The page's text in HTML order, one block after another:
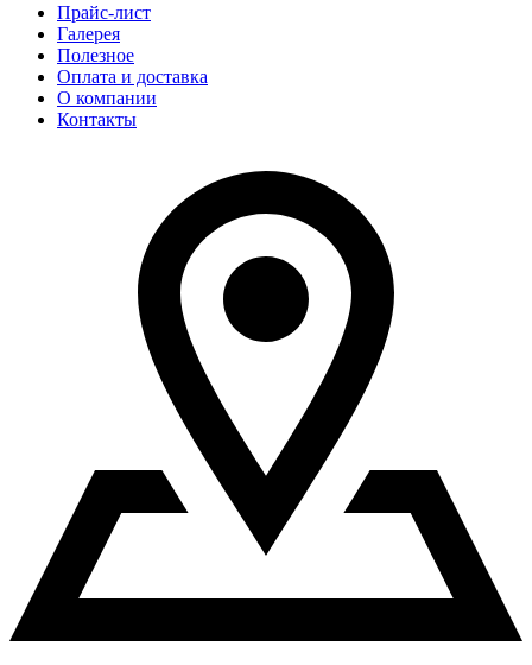
Прайс-лист
Галерея
Полезное
Оплата и доставка
О компании
Контакты